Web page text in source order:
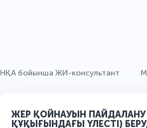
НҚА бойынша ЖИ-консультант
ЖЕР ҚОЙНАУЫН
ҚҰҚЫҒЫНДАҒЫ ҮЛЕСТІ)